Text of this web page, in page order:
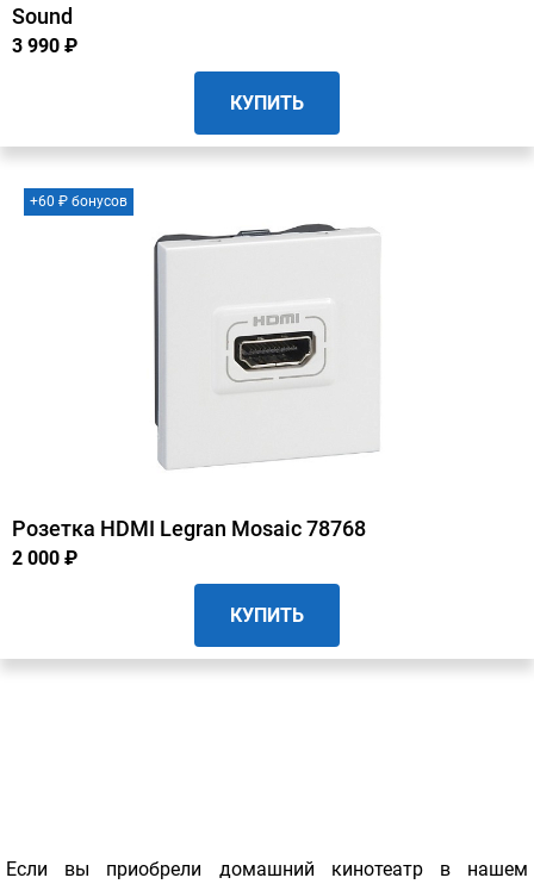
Sound
3 990 ₽
КУПИТЬ
+60 ₽ бонусов
Розетка HDMI Legran Mosaic 78768
2 000 ₽
КУПИТЬ
Если вы приобрели домашний кинотеатр в нашем